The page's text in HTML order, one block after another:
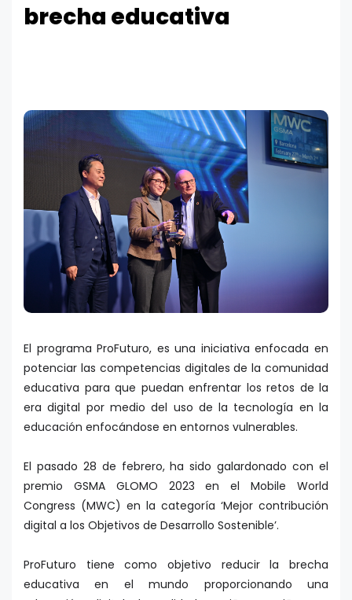
brecha educativa
El programa ProFuturo, es una iniciativa enfocada en
potenciar las competencias digitales de la comunidad
educativa para que puedan enfrentar los retos de la
era digital por medio del uso de la tecnología en la
educación enfocándose en entornos vulnerables.
El pasado 28 de febrero, ha sido galardonado con el
premio GSMA GLOMO 2023 en el Mobile World
Congress (MWC) en la categoría ‘Mejor contribución
digital a los Objetivos de Desarrollo Sostenible’.
ProFuturo tiene como objetivo reducir la brecha
educativa en el mundo proporcionando una